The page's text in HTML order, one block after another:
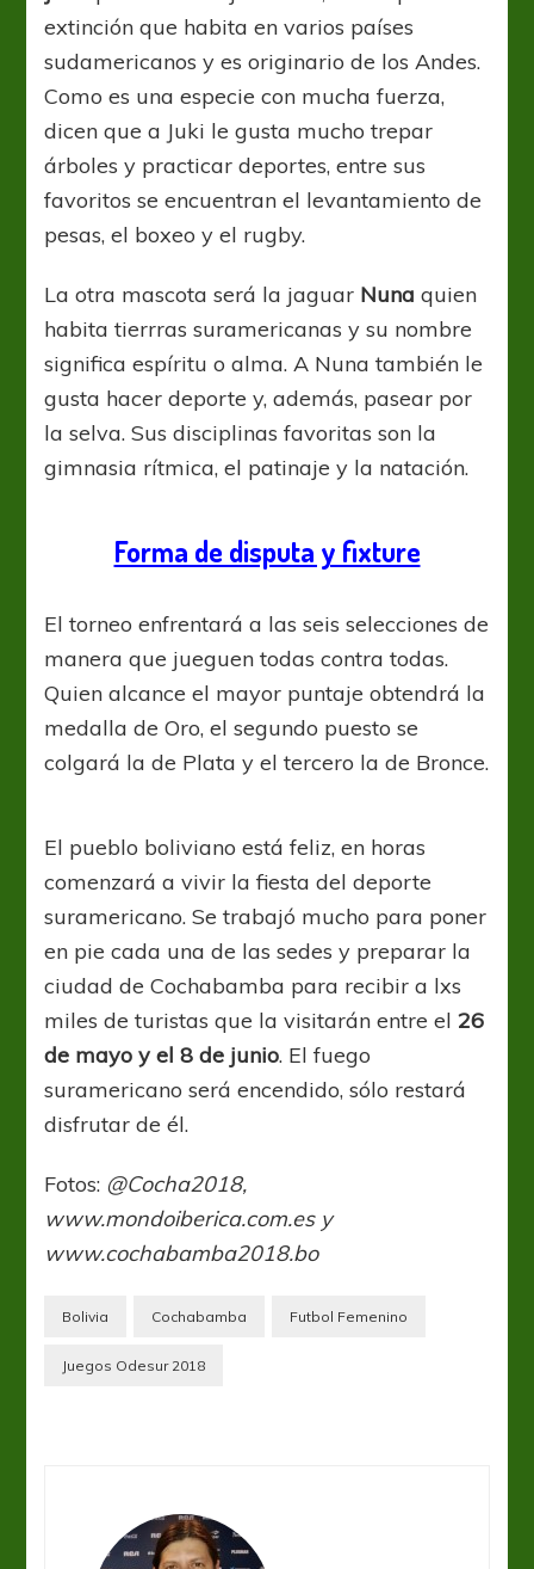
extinción que habita en varios países
sudamericanos y es originario de los Andes.
Como es una especie con mucha fuerza,
dicen que a Juki le gusta mucho trepar
árboles y practicar deportes, entre sus
favoritos se encuentran el levantamiento de
pesas, el boxeo y el rugby.
La otra mascota será la jaguar Nuna quien
habita tierrras suramericanas y su nombre
significa espíritu o alma. A Nuna también le
gusta hacer deporte y, además, pasear por
la selva. Sus disciplinas favoritas son la
gimnasia rítmica, el patinaje y la natación.
Forma de disputa y fixture
El torneo enfrentará a las seis selecciones de
manera que jueguen todas contra todas.
Quien alcance el mayor puntaje obtendrá la
medalla de Oro, el segundo puesto se
colgará la de Plata y el tercero la de Bronce.
El pueblo boliviano está feliz, en horas
comenzará a vivir la fiesta del deporte
suramericano. Se trabajó mucho para poner
en pie cada una de las sedes y preparar la
ciudad de Cochabamba para recibir a lxs
miles de turistas que la visitarán entre el26
de mayo y el 8 de junio. El fuego
suramericano será encendido, sólo restará
disfrutar de él.
Fotos: @Cocha2018,
www.mondoiberica.com.es y
www.cochabamba2018.bo
Bolivia Cochabamba Futbol Femenino
Juegos Odesur 2018